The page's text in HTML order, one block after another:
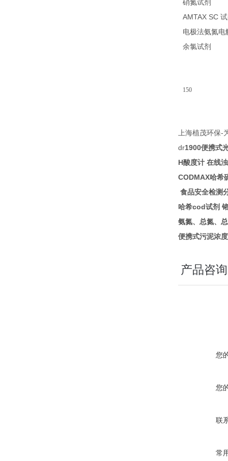
硝氮试剂
AMTAX SC
电极法氨氮电
余氯试剂
150
上海植茂环保-
dr1900便携式
H酸度计 在线
CODMAX哈希
食品安全检测
哈希cod试剂
氨氮、总氮、
便携式污泥浓
产品咨询
您
您
联
常